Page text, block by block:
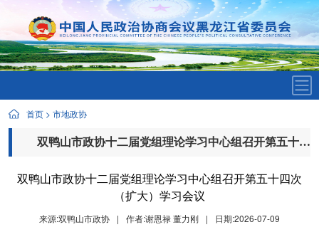
首页 > 市地政协
双鸭山市政协十二届党组理论学习中心组召开第五十四次（扩大）学习会议
双鸭山市政协十二届党组理论学习中心组召开第五十四次
（扩大）学习会议
来源:双鸭山市政协
| 作者:谢恩禄 董力刚 | 日期:2026-07-09